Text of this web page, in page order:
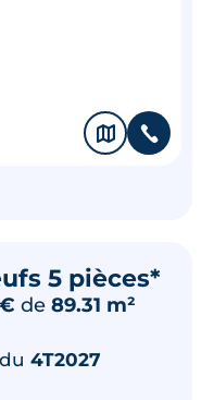
🗞 📞
5 pièces*
de 89.31 m²
4T2027